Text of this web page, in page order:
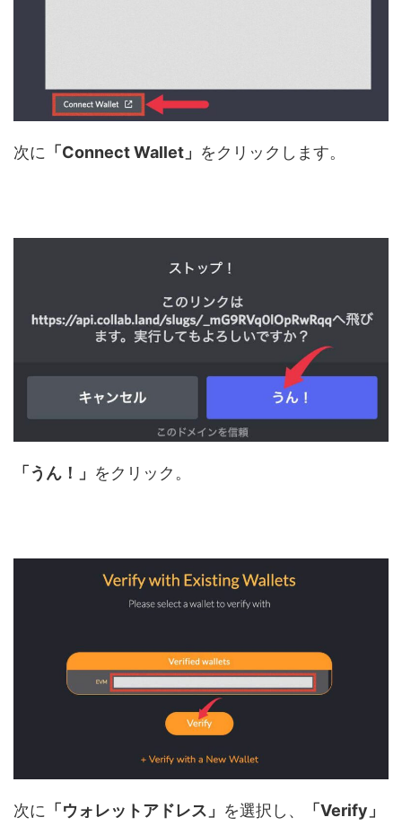
次に 「Connect Wallet」 をクリックします。
「うん！」 をクリック。
次に 「ウォレットアドレス」 を選択し、
「Verify」